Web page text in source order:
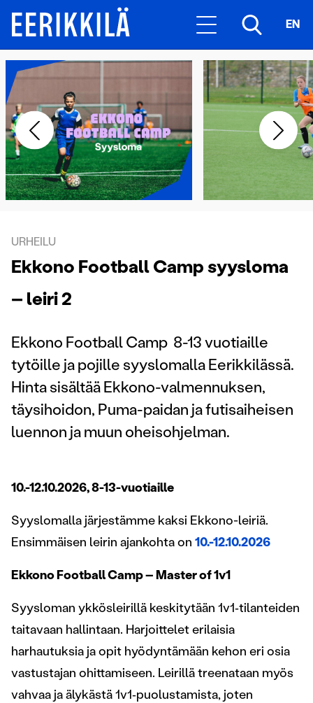
EN
URHEILU
Ekkono Football Camp syysloma
– leiri 2
Ekkono Football Camp 8-13 vuotiaille
tytöille ja pojille syyslomalla Eerikkilässä.
Hinta sisältää Ekkono-valmennuksen,
täysihoidon, Puma-paidan ja futisaiheisen
luennon ja muun oheisohjelman.
10.-12.10.2026, 8-13-vuotiaille
Syyslomalla järjestämme kaksi Ekkono-leiriä.
Ensimmäisen leirin ajankohta on 10.-12.10.2026
Ekkono Football Camp – Master of 1v1
Syysloman ykkösleirillä keskitytään 1v1‑tilanteiden
taitavaan hallintaan. Harjoittelet erilaisia
harhautuksia ja opit hyödyntämään kehon eri osia
vastustajan ohittamiseen. Leirillä treenataan myös
vahvaa ja älykästä 1v1‑puolustamista, joten